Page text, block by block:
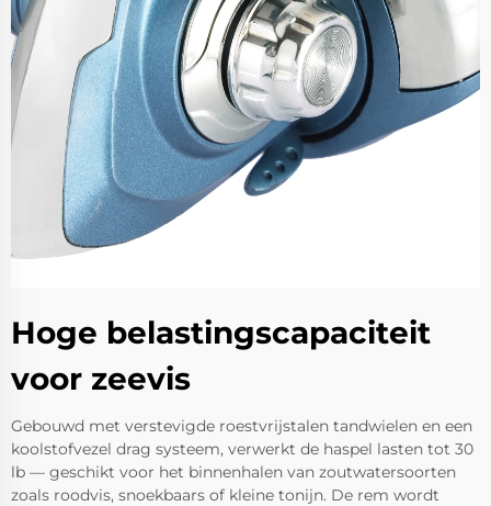
Hoge belastingscapaciteit
voor zeevis
Gebouwd met verstevigde roestvrijstalen tandwielen en een
koolstofvezel drag systeem, verwerkt de haspel lasten tot 30
lb — geschikt voor het binnenhalen van zoutwatersoorten
zoals roodvis, snoekbaars of kleine tonijn. De rem wordt